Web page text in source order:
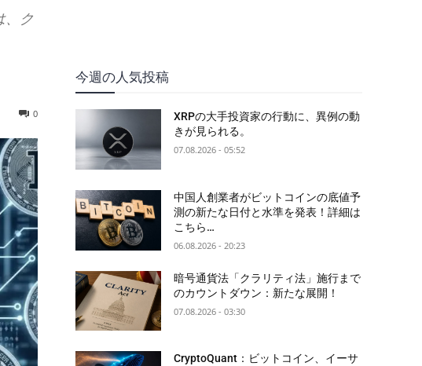
、ク
0
今週の人気投稿
XRPの大手投資家の行動に、異例の動
きが見られる。
07.08.2026 - 05:52
中国人創業者がビットコインの底値予
測の新たな日付と水準を発表！詳細は
こちら…
06.08.2026 - 20:23
暗号通貨法「クラリティ法」施行まで
のカウントダウン：新たな展開！
07.08.2026 - 03:30
CryptoQuant：ビットコイン、イーサ